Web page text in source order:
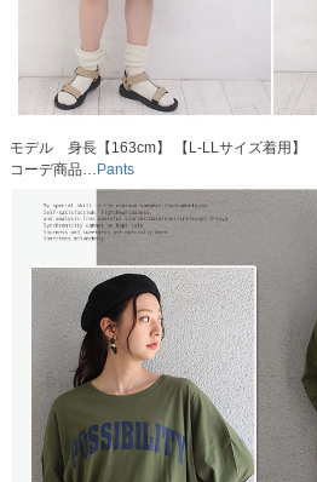
モデル 身長【163cm】 【L-LLサイズ着用】
コーデ商品… Pants